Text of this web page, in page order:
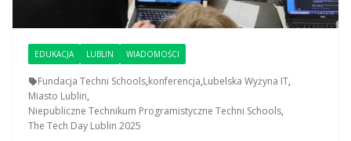
EDUKACJA LUBLIN WIADOMOŚCI
Fundacja Techni Schools,konferencja,Lubelska Wyżyna IT,
Miasto Lublin,
Niepubliczne Technikum Programistyczne Techni Schools,
The Tech Day Lublin 2025